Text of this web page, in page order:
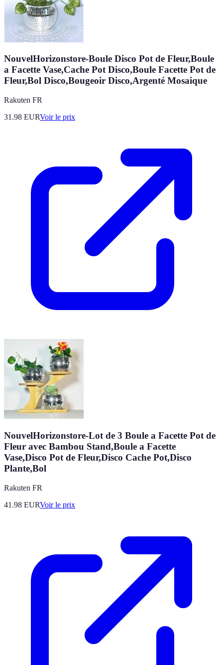
NouvelHorizonstore-Boule Disco Pot de Fleur,Boule
a Facette Vase,Cache Pot Disco,Boule Facette Pot de
Fleur,Bol Disco,Bougeoir Disco,Argenté Mosaique
Rakuten FR
31.98 EURVoir le prix
NouvelHorizonstore-Lot de 3 Boule a Facette Pot de
Fleur avec Bambou Stand,Boule a Facette
Vase,Disco Pot de Fleur,Disco Cache Pot,Disco
Plante,Bol
Rakuten FR
41.98 EURVoir le prix